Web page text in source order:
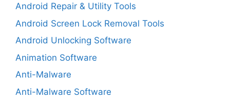
Android Repair & Utility Tools
Android Screen Lock Removal Tools
Android Unlocking Software
Animation Software
Anti-Malware
Anti-Malware Software